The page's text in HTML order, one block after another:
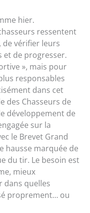
hier.
ressentent
vérifier leurs
et de progresser.
», mais pour
responsables
dans cet
des Chasseurs de
développement de
sur la
le Brevet Grand
hausse marquée de
du tir. Le besoin est
mieux
dans quelles
proprement… ou